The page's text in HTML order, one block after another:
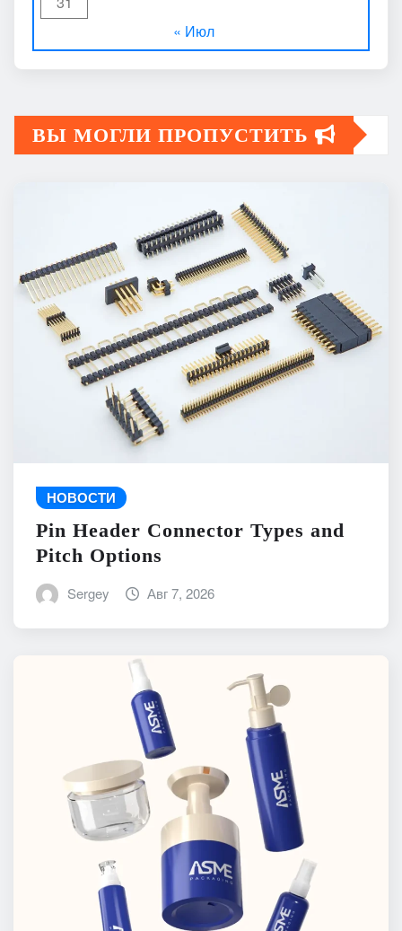
« Июл
ВЫ МОГЛИ ПРОПУСТИТЬ
НОВОСТИ
Pin Header Connector Types and
Pitch Options
Sergey Авг 7, 2026